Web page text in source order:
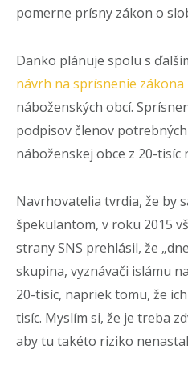
pomerne prísny zákon o
Danko plánuje spolu s
návrh na sprísnenie zákona
náboženských obcí.
podpisov členov
náboženskej obce z 20-tisíc
Navrhovatelia tvrdia, že by
špekulantom, v roku 2015
strany SNS prehlásil, že
skupina, vyznávači islámu
20-tisíc, napriek tomu, že
tisíc. Myslím si, že je treba
aby tu takéto riziko